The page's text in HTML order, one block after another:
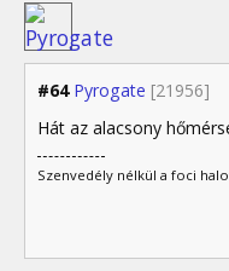
#64 Pyrogate [21956]
Hát az alacsony
Szenvedély nélkül a foci